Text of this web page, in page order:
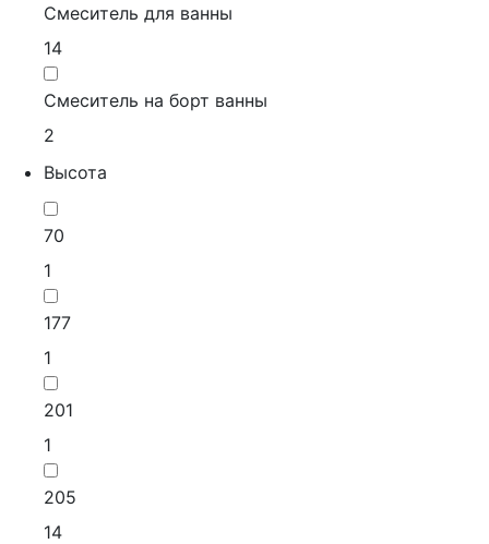
Смеситель для ванны
14
Смеситель на борт ванны
2
Высота
70
1
177
1
201
1
205
14